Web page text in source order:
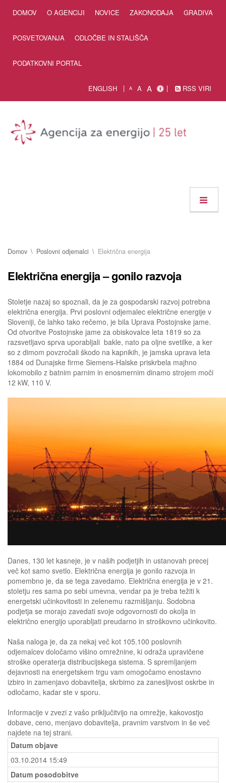
DOMOV O AGENCIJI NOVICE ZAKONODAJA GRADIVA
POSVETOVANJA ODLOČBE IN STALIŠČA
PODATKOVNI PORTAL
ENGLISH A A A RSS VIRI
Domov Poslovni odjemalci Električna energija
Električna energija – gonilo razvoja
Stoletje nazaj so spoznali, da je za gospodarski razvoj potrebna
električna energija. Prvi poslovni odjemalec električne energije v
Sloveniji, če lahko tako rečemo, je bila Uprava Postojnske jame.
Od otvoritve Postojnske jame za obiskovalce leta 1819 so za
razsvetljavo sprva uporabljali bakle, nato pa oljne svetilke, a ker
so z dimom povzročali škodo na kapnikih, je jamska uprava leta
1884 od Dunajske firme Siemens-Halske priskrbela majhno
lokomobilo z batnim parnim in enosmernim dinamo strojem moči
12 kW, 110 V.
Danes, 130 let kasneje, je v naših podjetjih in ustanovah precej
več kot samo svetlo. Električna energija je gonilo razvoja in
pomembno je, da se tega zavedamo. Električna energija je v 21.
stoletju res sama po sebi umevna, vendar pa je treba težiti k
energetski učinkovitosti in zelenemu razmišljanju. Sodobna
podjetja se morajo zavedati svoje odgovornosti do okolja in
električno energijo uporabljati preudarno in stroškovno učinkovito.
Naša naloga je, da za nekaj več kot 105.100 poslovnih
odjemalcev določamo višino omrežnine, ki odraža upravičene
stroške operaterja distribucijskega sistema. S spremljanjem
dejavnosti na energetskem trgu vam omogočamo enostavno
izbiro in zamenjavo dobavitelja, skrbimo za zanesljivost oskrbe in
odločamo, kadar ste v sporu.
Informacije v zvezi z vašo priključitvijo na omrežje, kakovostjo
dobave, ceno, menjavo dobavitelja, pravnim varstvom in še več
najdete na tej strani.
Datum objave
03.10.2014 15:49
Datum posodobitve